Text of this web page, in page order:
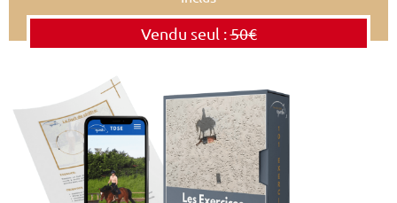
Vendu seul :50€